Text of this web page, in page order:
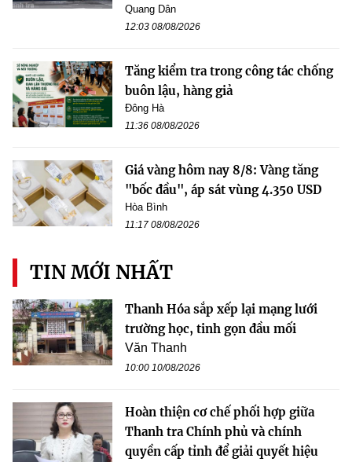
Quang Dân
12:03 08/08/2026
Tăng kiểm tra trong công tác chống
buôn lậu, hàng giả
Đông Hà
11:36 08/08/2026
Giá vàng hôm nay 8/8: Vàng tăng
"bốc đầu", áp sát vùng 4.350 USD
Hòa Bình
11:17 08/08/2026
TIN MỚI NHẤT
Thanh Hóa sắp xếp lại mạng lưới
trường học, tinh gọn đầu mối
Văn Thanh
10:00 10/08/2026
Hoàn thiện cơ chế phối hợp giữa
Thanh tra Chính phủ và chính
quyền cấp tỉnh để giải quyết hiệu